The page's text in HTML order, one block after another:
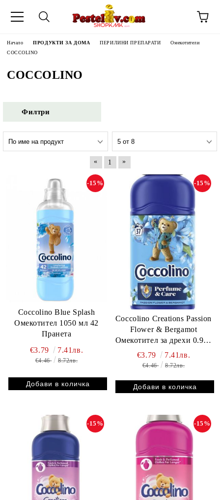
Начало ПРОДУКТИ ЗА ДОМА ПЕРИЛИНИ ПРЕПАРАТИ
Омекотители
COCCOLINO
COCCOLINO
Филтри
« 1 »
Coccolino Blue Splash
Омекотител 1050 мл 42
Пранета
-15%
€3.79 7.41лв.
€4.46 8.72лв.
Coccolino Creations Passion
Flower & Bergamot
Омекотител за дрехи 0.925
= 37 пранета
-15%
€3.79 7.41лв.
€4.46 8.72лв.
-15% -15%